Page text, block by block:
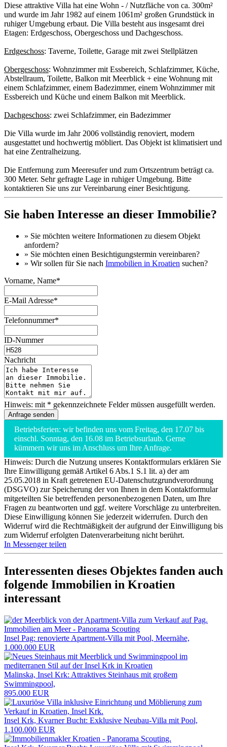
Diese attraktive Villa hat eine Wohn - / Nutzfläche von ca. 300m²
und wurde im Jahr 1982 auf einem 1061m² großen Grundstück in
ruhiger Umgebung erbaut. Die Villa besteht aus insgesamt drei
Etagen: Erdgeschoss, Obergeschoss und Dachgeschoss.
Erdgeschoss: Taverne, Toilette, Garage mit zwei Stellplätzen
Obergeschoss: Wohnzimmer mit Essbereich, Schlafzimmer, Küche,
Abstellraum, Toilette, Balkon mit Meerblick + eine Wohnung mit
einem Schlafzimmer, einem Badezimmer, einem Wohnzimmer mit
Essbereich und Küche und einem Balkon mit Meerblick.
Dachgeschoss: zwei Schlafzimmer, ein Badezimmer
Die Villa wurde im Jahr 2006 vollständig renoviert, modern
ausgestattet und hochwertig möbliert. Das Objekt ist klimatisiert und
hat eine Zentralheizung.
Die Entfernung zum Meeresufer und zum Ortszentrum beträgt ca.
300 Meter. Sehr gefragte Lage in ruhiger Umgebung. Bitte
kontaktieren Sie uns zur Vereinbarung einer Besichtigung.
Sie haben Interesse an dieser Immobilie?
» Sie möchten weitere Informationen zu diesem Objekt
anfordern?
» Sie möchten einen Besichtigungstermin vereinbaren?
» Wir sollen für Sie nach Immobilien in Kroatien suchen?
Vorname, Name*
E-Mail Adresse*
Telefonnummer*
ID-Nummer
Nachricht
Hinweis: mit * gekennzeichnete Felder müssen ausgefüllt werden.
Betriebsferien: wir befinden uns vom Freitag, den 17.07 bis
einschl. Sonntag, den 16.08 im Betriebsurlaub. Gerne
kümmern wir uns im Anschluss um Ihre Anfrage.
Hinweis: Durch die Nutzung unseres Kontaktformulars erklären Sie
Ihre Einwilligung gemäß Artikel 6 Abs.1 S.1 lit. a) der am
25.05.2018 in Kraft getretenen EU-Datenschutzgrundverordnung
(DSGVO) zur Speicherung der von Ihnen in dem Kontaktformular
mitgeteilten Sie betreffenden personenbezogenen Daten, um Ihre
Fragen zu beantworten und ggf. weitere Vorschläge zu unterbreiten.
Diese Einwilligung können Sie jederzeit widerrufen. Durch den
Widerruf wird die Rechtmäßigkeit der aufgrund der Einwilligung bis
zum Widerruf erfolgten Datenverarbeitung nicht berührt.
In Messenger teilen
Interessenten dieses Objektes fanden auch
folgende Immobilien in Kroatien
interessant
Insel Pag: renovierte Apartment-Villa mit Pool, Meernähe,
1.000.000 EUR
Malinska, Insel Krk: Attraktives Steinhaus mit großem
Swimmingpool,
895.000 EUR
Insel Krk, Kvarner Bucht: Exklusive Neubau-Villa mit Pool,
1.100.000 EUR